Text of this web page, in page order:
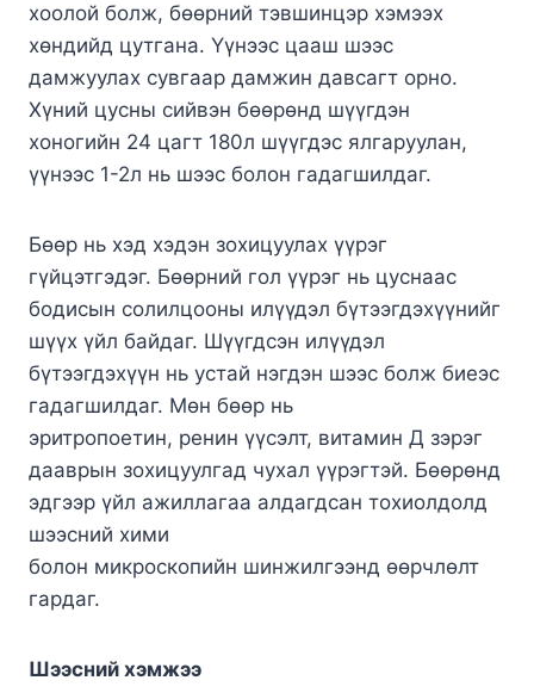
хоолой болж, бөөрний тэвшинцэр хэмээх
хөндийд цутгана. Үүнээс цааш шээс
дамжуулах сувгаар дамжин давсагт орно.
Хүний цусны сийвэн бөөрөнд шүүгдэн
хоногийн 24 цагт 180л шүүгдэс ялгаруулан,
үүнээс 1-2л нь шээс болон гадагшилдаг.
Бөөр нь хэд хэдэн зохицуулах үүрэг
гүйцэтгэдэг. Бөөрний гол үүрэг нь цуснаас
бодисын солилцооны илүүдэл бүтээгдэхүүнийг
шүүх үйл байдаг. Шүүгдсэн илүүдэл
бүтээгдэхүүн нь устай нэгдэн шээс болж биеэс
гадагшилдаг. Мөн бөөр нь
эритропоетин, ренин үүсэлт, витамин Д зэрэг
дааврын зохицуулгад чухал үүрэгтэй. Бөөрөнд
эдгээр үйл ажиллагаа алдагдсан тохиолдолд
шээсний хими
болон микроскопийн шинжилгээнд өөрчлөлт
гардаг.
Шээсний хэмжээ